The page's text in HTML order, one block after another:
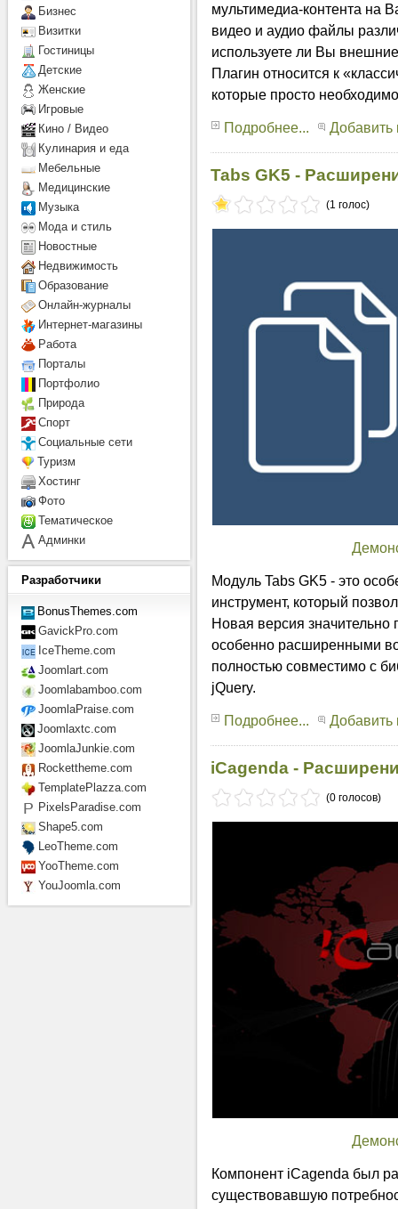
мультимедиа-контента на
видео и аудио файлы
используете ли Вы
Плагин относится к
которые просто
Подробнее... Добавить
Tabs GK5 -
(1 голос)
Модуль Tabs GK5 - это
инструмент, который
Новая версия значительно
особенно расширенными
полностью совместимо с
jQuery.
Подробнее... Добавить
iCagenda -
(0 голосов)
Компонент iCagenda был
существовавшую
Бизнес
Визитки
Гостиницы
Детcкие
Женские
Игровые
Кино / Видео
Кулинария и еда
Мебельные
Медицинские
Музыка
Мода и стиль
Новостные
Недвижимость
Образование
Онлайн-журналы
Интернет-магазины
Работа
Порталы
Портфолио
Природа
Спорт
Социальные сети
Туризм
Хостинг
Фото
Тематическое
Админки
Разработчики
BonusThemes.com
GavickPro.com
IceTheme.com
Joomlart.com
Joomlabamboo.com
JoomlaPraise.com
Joomlaxtc.com
JoomlaJunkie.com
Rockettheme.com
TemplatePlazza.com
PixelsParadise.com
Shape5.com
LeoTheme.com
YooTheme.com
YouJoomla.com